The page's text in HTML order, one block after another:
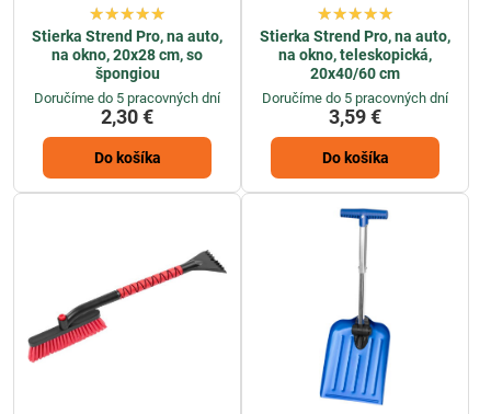
Stierka Strend Pro, na auto,
na okno, 20x28 cm, so
špongiou
Doručíme do 5 pracovných dní
2,30 €
Do košíka
Stierka Strend Pro, na auto,
na okno, teleskopická,
20x40/60 cm
Doručíme do 5 pracovných dní
3,59 €
Do košíka